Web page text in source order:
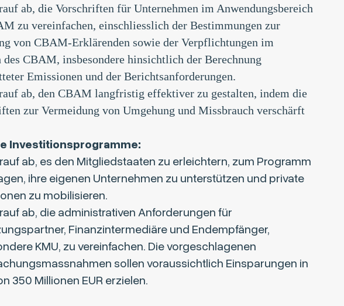
ab, die Vorschriften für Unternehmen im Anwendungsbereich
zu vereinfachen, einschliesslich der Bestimmungen zur
von CBAM-Erklärenden sowie der Verpflichtungen im
des CBAM, insbesondere hinsichtlich der Berechnung
Emissionen und der Berichtsanforderungen.
ab, den CBAM langfristig effektiver zu gestalten, indem die
zur Vermeidung von Umgehung und Missbrauch verschärft
Investitionsprogramme:
ab, es den Mitgliedstaaten zu erleichtern, zum Programm
ihre eigenen Unternehmen zu unterstützen und private
zu mobilisieren.
ab, die administrativen Anforderungen für
Finanzintermediäre und Endempfänger,
KMU, zu vereinfachen. Die vorgeschlagenen
sollen voraussichtlich Einsparungen in
350 Millionen EUR erzielen.